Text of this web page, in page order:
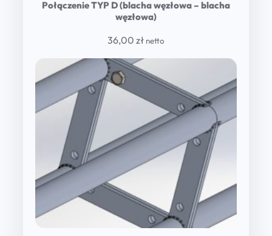
Połączenie TYP D (blacha węzłowa – blacha
węzłowa)
36,00 zł netto